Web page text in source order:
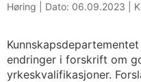
Høring | Dato: 06.09.2023
endringer i forskrift om
yrkeskvalifikasjoner.